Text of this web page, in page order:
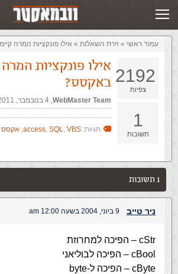
זירת השאלות
עמוד ראשי » ‏זירת השאלות‏ » אילו פונקציות המרה
2192
צפיות
1
תשובות
אילו פונקציות
באקסס?
WebMaster Team
,‏ 4 בנובמבר, 2011
תגיות: access, SQL, VBS
, אקסס
1 תשובות
ניר טייב 9 ביוני, 2004 בשעה 12:00 am
cStr – הפיכה למחרוזת
cBool – הפיכה לבוליאני
cByte – הפיכה ל-byte